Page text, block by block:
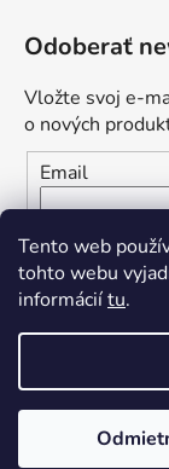
Tento web
tohto webu
informáciítu.
Odoberať
Vložte svoj e-
o nových
Email
Vložením e-
osobných